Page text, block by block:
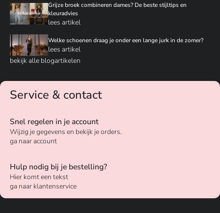
Grijze broek combineren dames? De beste stijltips en
kleuradvies
lees artikel
Welke schoenen draag je onder een lange jurk in de zomer?
lees artikel
bekijk alle blogartikelen
Service & contact
Snel regelen in je account
Wijzig je gegevens en bekijk je orders.
ga naar account
Hulp nodig bij je bestelling?
Hier komt een tekst
ga naar klantenservice